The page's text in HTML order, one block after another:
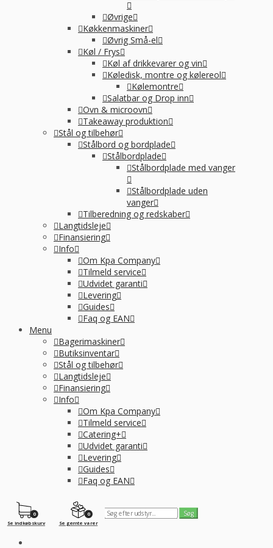
Øvrige
Køkkenmaskiner
Øvrig Små-el
Køl / Frys
Køl af drikkevarer og vin
Køledisk, montre og kølereol
Kølemontre
Salatbar og Drop inn
Ovn & microovn
Takeaway produktion
Stål og tilbehør
Stålbord og bordplade
Stålbordplade
Stålbordplade med vanger
Stålbordplade uden
vanger
Tilberedning og redskaber
Langtidsleje
Finansiering
Info
Om Kpa Company
Tilmeld service
Udvidet garanti
Levering
Guides
Faq og EAN
Menu
Bagerimaskiner
Butiksinventar
Stål og tilbehør
Langtidsleje
Finansiering
Info
Om Kpa Company
Tilmeld service
Catering+
Udvidet garanti
Levering
Guides
Faq og EAN
0
Se gemte varer
0
Se indkøbskurv